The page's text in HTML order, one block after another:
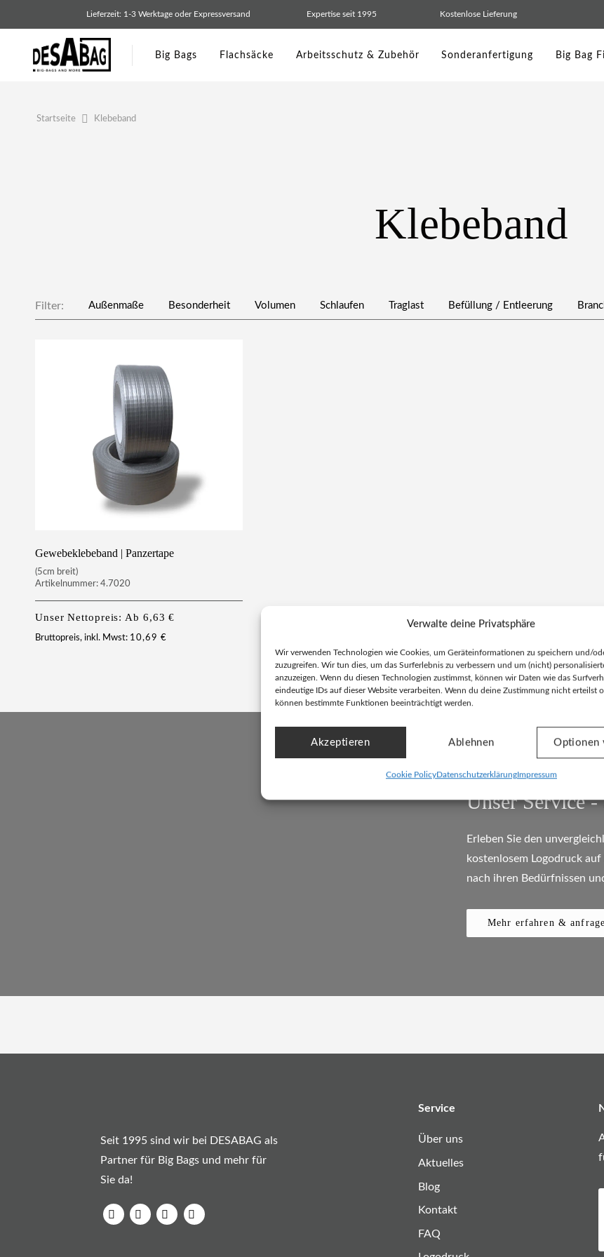
Verwalte deine Privatsphäre
Wir verwenden Technologien wie Cookies, um Geräteinformationen zu speichern und/
zuzugreifen. Wir tun dies, um das Surferlebnis zu verbessern und um (nicht)
anzuzeigen. Wenn du diesen Technologien zustimmst, können wir Daten wie das
eindeutige IDs auf dieser Website verarbeiten. Wenn du deine Zustimmung nicht erteilst
können bestimmte Funktionen beeinträchtigt werden.
Akzeptieren Ablehnen Optionen
Cookie PolicyDatenschutzerklärungImpressum
Lieferzeit: 1-3 Werktage oder Expressversand Expertise seit 1995 Kostenlose Lieferung
Big Bags Flachsäcke Arbeitsschutz & Zubehör Sonderanfertigung Big Bag
Startseite Klebeband
Klebeband
Filter: Außenmaße Besonderheit Volumen Schlaufen Traglast Befüllung / Entleerung
Gewebeklebeband | Panzertape
(5cm breit)
Artikelnummer: 4.7020
Unser Nettopreis: Ab 6,63€
Bruttopreis, inkl. Mwst: 10,69 €
Ganz individuelle Big Bags
Unser Service -
Erleben Sie den
kostenlosem Logodruck
nach ihren Bedürfnissen
Mehr erfahren &
Seit 1995 sind wir bei DESABAG als
Partner für Big Bags und mehr für
Sie da!
Service
Über uns
Aktuelles
Blog
Kontakt
FAQ